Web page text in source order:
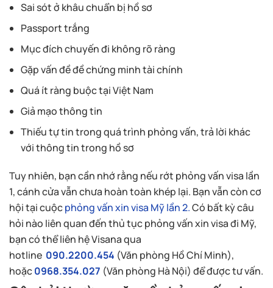
Sai sót ở khâu chuẩn bị hồ sơ
Passport trắng
Mục đích chuyến đi không rõ ràng
Gặp vấn đề đề chứng minh tài chính
Quá ít ràng buộc tại Việt Nam
Giả mạo thông tin
Thiếu tự tin trong quá trình phỏng vấn, trả lời khác
với thông tin trong hồ sơ
Tuy nhiên, bạn cần nhớ rằng nếu rớt phỏng vấn visa lần
1, cánh cửa vẫn chưa hoàn toàn khép lại. Bạn vẫn còn cơ
hội tại cuộcphỏng vấn xin visa Mỹ lần 2.Có bất kỳ câu
hỏi nào liên quan đến thủ tục phỏng vấn xin visa đi Mỹ,
bạn có thể liên hệ Visana qua
hotline 090.2200.454 (Văn phòng Hồ Chí Minh),
hoặc0968.354.027 (Văn phòng Hà Nội) để được tư vấn.